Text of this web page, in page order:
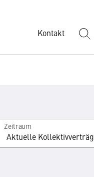
Kontakt
Zeitraum